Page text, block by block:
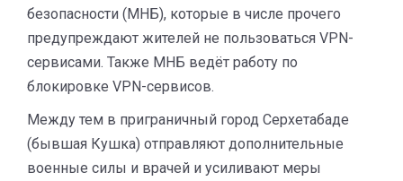
безопасности (МНБ), которые в числе прочего
предупреждают жителей не пользоваться VPN-
сервисами. Также МНБ ведёт работу по
блокировке VPN-сервисов.
Между тем в приграничный город Серхетабаде
(бывшая Кушка) отправляют дополнительные
военные силы и врачей и усиливают меры